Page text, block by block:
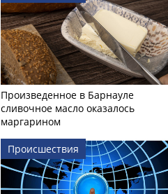
Произведенное в Барнауле
сливочное масло оказалось
маргарином
Происшествия